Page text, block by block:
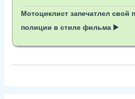
Мотоциклист запечатлел свой
полиции в стиле фильма ▶️